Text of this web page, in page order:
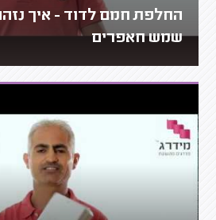
החלפת חמם לדוד - איך
שמש חאפרים